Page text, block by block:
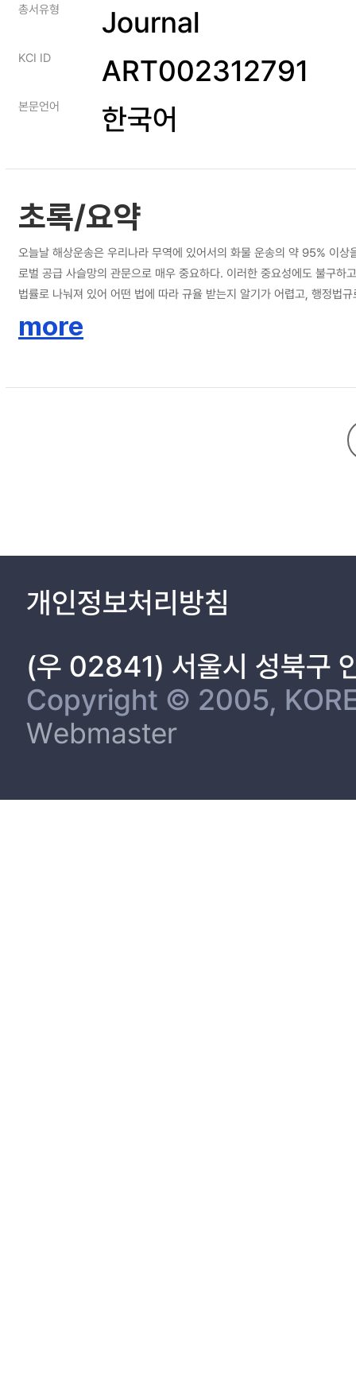
총서유형 Journal
KCI ID ART002312791
본문언어 한국어
초록/요약
오늘날 해상운송은 우리나라 무역에 있어서의 화물 운송의 약 95% 이
로벌 공급 사슬망의 관문으로 매우 중요하다. 이러한 중요성에도 불구
법률로 나눠져 있어 어떤 법에 따라 규율 받는지 알기가 어렵고, 행정법
서 선주와 운송인의 책임제한에 대한 규정을 두고 있는데, 항만운송주
more
개인정보처리방침
(우 02841) 서울시 성북구
Copyright © 2005,
Webmaster